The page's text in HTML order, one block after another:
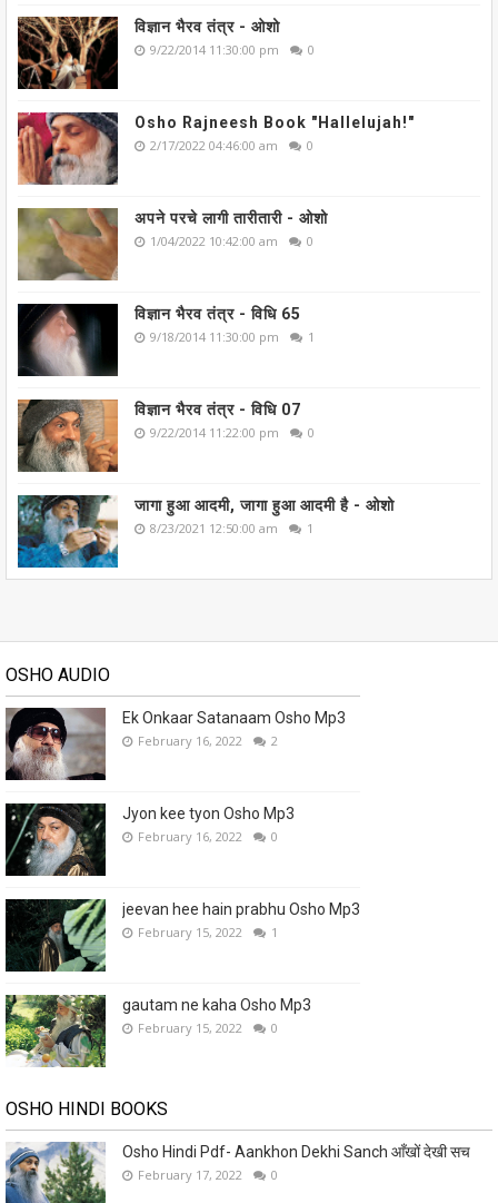
विज्ञान भैरव तंत्र - ओशो
9/22/2014 11:30:00 pm 0
Osho Rajneesh Book "Hallelujah!"
2/17/2022 04:46:00 am 0
अपने परचे लागी तारीतारी - ओशो
1/04/2022 10:42:00 am 0
विज्ञान भैरव तंत्र - विधि 65
9/18/2014 11:30:00 pm 1
विज्ञान भैरव तंत्र - विधि 07
9/22/2014 11:22:00 pm 0
जागा हुआ आदमी, जागा हुआ आदमी है - ओशो
8/23/2021 12:50:00 am 1
OSHO AUDIO
Ek Onkaar Satanaam Osho Mp3
February 16, 2022 2
Jyon kee tyon Osho Mp3
February 16, 2022 0
jeevan hee hain prabhu Osho Mp3
February 15, 2022 1
gautam ne kaha Osho Mp3
February 15, 2022 0
OSHO HINDI BOOKS
Osho Hindi Pdf- Aankhon Dekhi Sanch आँखों देखी सच
February 17, 2022 0